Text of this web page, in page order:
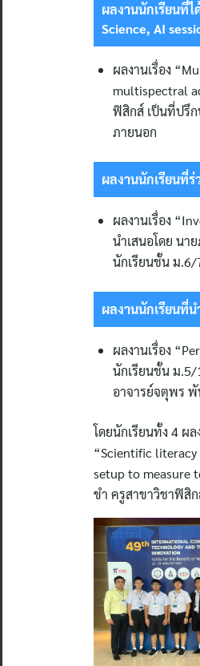
ผลงานนักเรียนที่ไ
Science, AI
ผลงานเรื่อง
multispectral
ฟิสิกส์ เป็นที่ปรึ
ภายนอก
ผลงานนักเรียนที่
ผลงานเรื่อง
นำเสนอโดย น
นักเรียนชั้น ม
ผลงานนักเรียนที่
ผลงานเรื่อง
นักเรียนชั้น ม
อาจารย์จตุพร พั
โดยนักเรียนทั้ง 4 ผ
“Scientific
setup to measure
ขำ ครูสาขาวิชาฟิสิ